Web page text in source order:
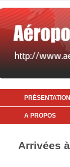
PRÉSENTATION
A PROPOS
Arrivées